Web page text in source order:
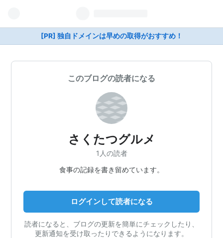
[PR] 独自ドメインは早めの取得がおすすめ！
このブログの読者になる
さくたつグルメ
1人の読者
食事の記録を書き留めています。
ログインして読者になる
読者になると、ブログの更新を簡単にチェックしたり、
更新通知を受け取ったりできるようになります。